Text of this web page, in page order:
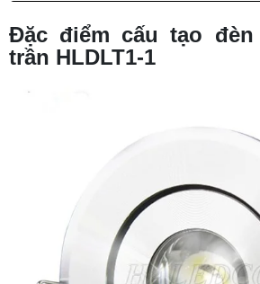
Đặc điểm cấu tạo
trần HLDLT1-1